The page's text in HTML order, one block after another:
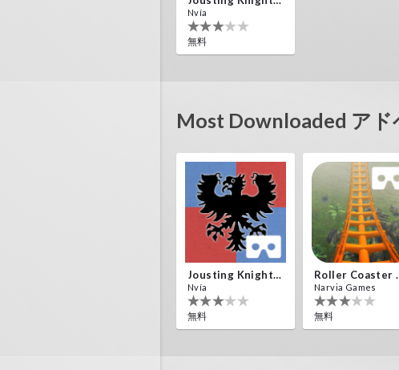
Nvía
無料
Most Downloaded アド
Jousting Knights VR
Nvía
無料
Narvia Games
無料